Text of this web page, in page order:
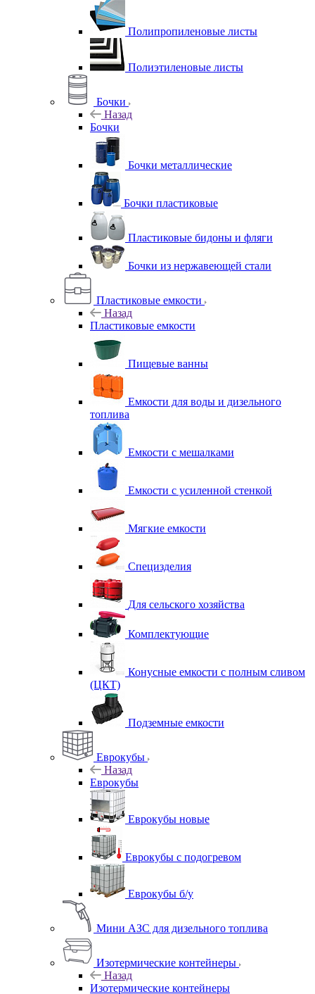
Полипропиленовые листы
Полиэтиленовые листы
Бочки
Назад
Бочки
Бочки металлические
Бочки пластиковые
Пластиковые бидоны и фляги
Бочки из нержавеющей стали
Пластиковые емкости
Назад
Пластиковые емкости
Пищевые ванны
Емкости для воды и дизельного
топлива
Емкости с мешалками
Емкости с усиленной стенкой
Мягкие емкости
Специзделия
Для сельского хозяйства
Комплектующие
Конусные емкости с полным сливом
(ЦКТ)
Подземные емкости
Еврокубы
Назад
Еврокубы
Еврокубы новые
Еврокубы с подогревом
Еврокубы б/у
Мини АЗС для дизельного топлива
Изотермические контейнеры
Назад
Изотермические контейнеры